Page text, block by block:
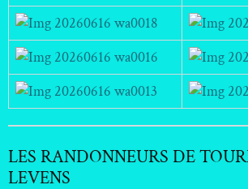
LES RANDONNEURS DE
LEVENS